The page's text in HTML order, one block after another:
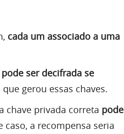
cada um associado a uma
ser decifrada se
gerou essas chaves.
chave privada correta pode
caso, a recompensa seria